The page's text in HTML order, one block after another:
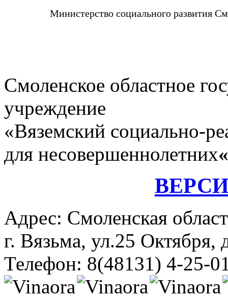
Министерство социального развития
Смоленское областное
учреждение
«Вяземский социально-
для несовершеннолетних
Адрес: Смоленская
г. Вязьма, ул.25 Октября,
Телефон: 8(48131) 4-25-